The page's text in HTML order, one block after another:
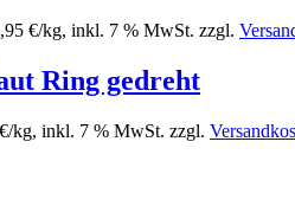
€/kg, inkl. 7 % MwSt. zzgl.
Ring gedreht
kg, inkl. 7 % MwSt. zzgl.